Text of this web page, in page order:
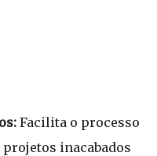
Facilita o processo
inacabados